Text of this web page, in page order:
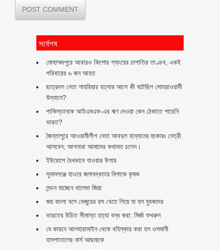
সর্বেশষ
মোহাম্মদপুরে আবারও কিশোর গ্যাংয়ের চাপাতির তাণ্ডব, একই
পরিবারের ৬ জন আহত
ছাত্রদল নেতা শাহরিয়ার হত্যার আগে কী ঘটেছিল সোহরাওয়ার্দী
উদ্যানে?
পাকিস্তানকে আইএমএফ-এর ঋণ দেওয়া কেন ঠেকাতে পারেনি
ভারত?
জৈন্তাপুরে আওয়ামীলীগ নেতা আবদুল হান্নানের হুংকারঃ নেত্রী
আসবেন; আপনারা আমাদের কথামত চলেন।
ইউরোপে বৈধভাবে যাওয়ার উপায়
সুনামগঞ্জে হাওরে জলাবদ্ধতায় বিপাকে কৃষক
লন্ডন যাচ্ছেন খালেদা জিয়া
জয় বাংলা বলে খেজুরের রস খেতে গিয়ে যা হল যুবকদের
ভারতের উচিত সীমান্ত হত্যা বন্ধ করা: মির্জা ফখরুল
যে কারনে আলহারামাইন থেকে বহিস্কার করা হল ওসমানী
হাসপাতালের নার্স আছমাকে